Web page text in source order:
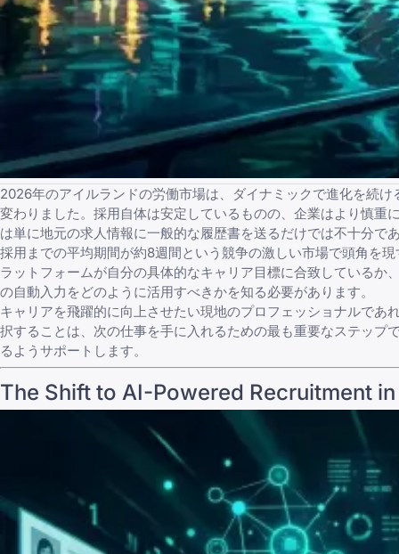
2026年のアイルランドの労働市場は、ダイナミックで進化を続
変わりました。採用自体は安定しているものの、企業はより慎
は単に地元の求人情報に一般的な履歴書を送るだけでは不十分で
採用までの平均期間が約8週間という競争の激しい市場で頭角を
ラットフォームが自分の具体的なキャリア目標に合致している
の自動入力 をどのように活用すべきかを知る必要があります。
キャリアを飛躍的に向上させたい現地のプロフェッショナルで
択することは、次の仕事を手に入れるための最も重要なステッ
るようサポートします。
The Shift to AI-Powered Recruitment